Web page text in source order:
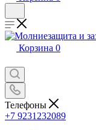
Корзина 0
Телефоны
+7 9231232089